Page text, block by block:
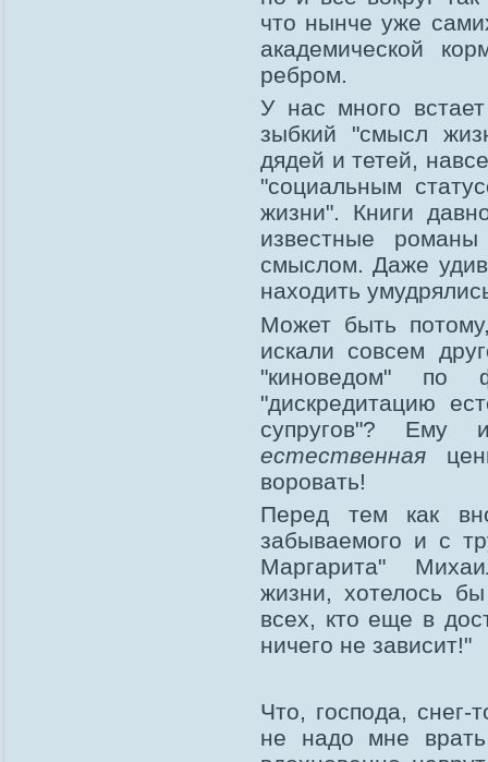
что нынче уже
академической
ребром.
У нас много
зыбкий "смысл
дядей и тетей,
"социальным
жизни". Книги
известные
смыслом. Даже
находить
Может быть
искали совсем
"киноведом" по
"дискредитацию
супругов"? Ему
естественная
воровать!
Перед тем как
забываемого и с
Маргарита"
жизни, хотелось
всех, кто еще в
ничего не зависит!"
Что, господа,
не надо мне